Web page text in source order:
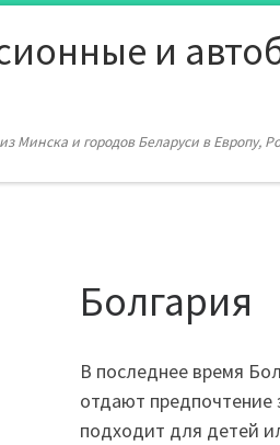
и
Минска и городов Беларуси в Европу,
Болгария
В последнее время
отдают предпочтение
подходит для детей